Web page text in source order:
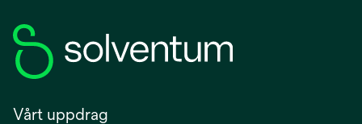
Vårt uppdrag